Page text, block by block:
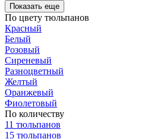
Показать еще
По цвету тюльпанов
Красный
Белый
Розовый
Сиреневый
Разноцветный
Желтый
Оранжевый
Фиолетовый
По количеству
11 тюльпанов
15 тюльпанов